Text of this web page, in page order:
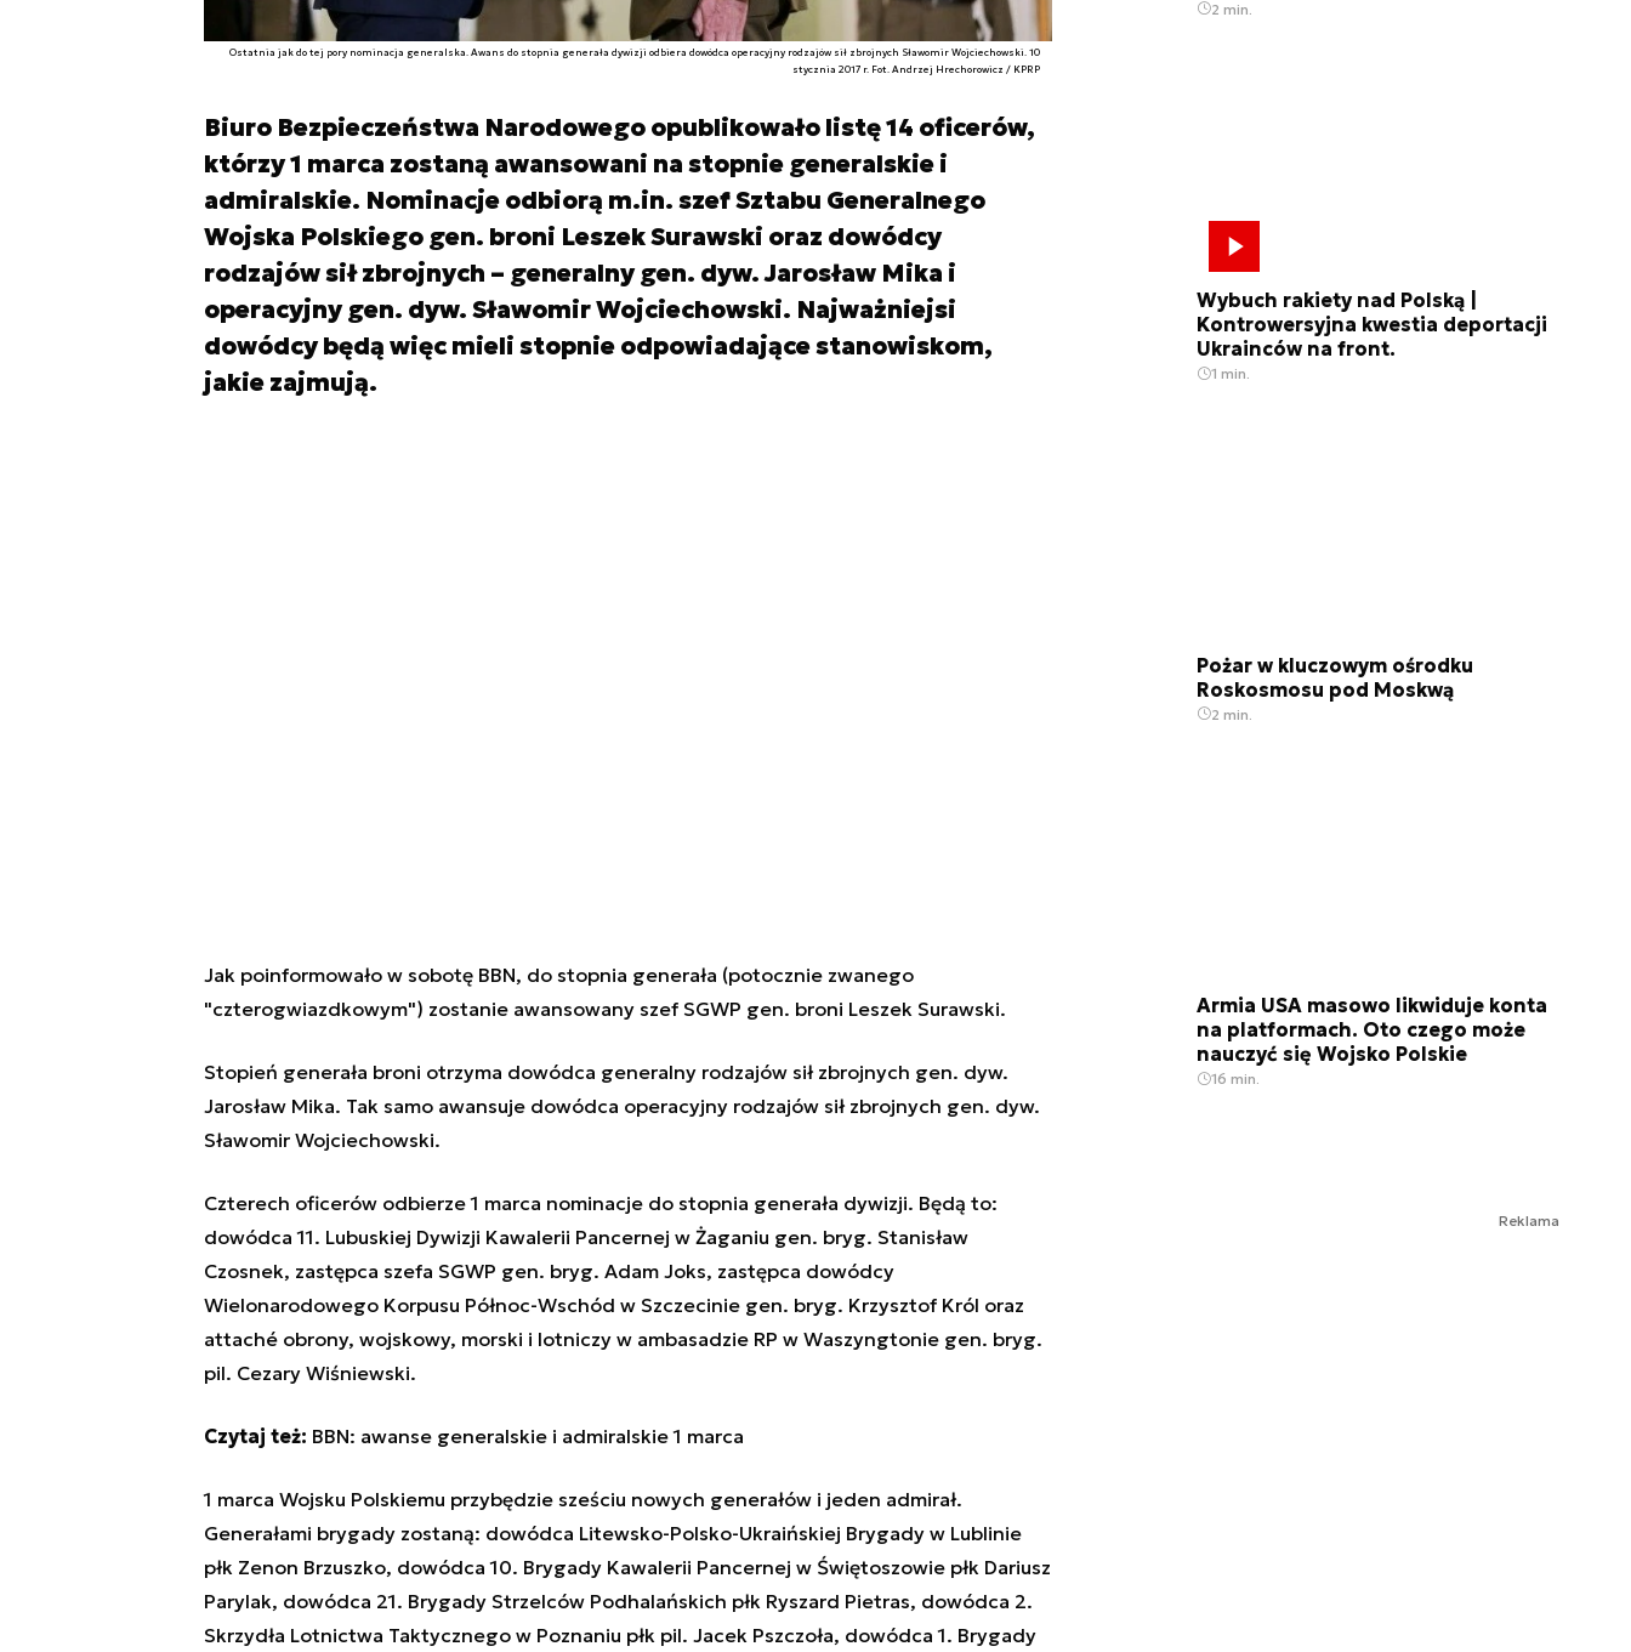
Ostatnia jak do tej pory nominacja generalska. Awans do stopnia generała dywizji odbiera dowódca operacyjny rodzajów sił zbrojnych Sławomir Wojciechowski. 10
stycznia 2017 r. Fot. Andrzej Hrechorowicz / KPRP
Biuro Bezpieczeństwa Narodowego opublikowało listę 14 oficerów,
którzy 1 marca zostaną awansowani na stopnie generalskie i
admiralskie. Nominacje odbiorą m.in. szef Sztabu Generalnego
Wojska Polskiego gen. broni Leszek Surawski oraz dowódcy
rodzajów sił zbrojnych – generalny gen. dyw. Jarosław Mika i
operacyjny gen. dyw. Sławomir Wojciechowski. Najważniejsi
dowódcy będą więc mieli stopnie odpowiadające stanowiskom,
jakie zajmują.
Jak poinformowało w sobotę BBN, do stopnia generała (potocznie zwanego
"czterogwiazdkowym") zostanie awansowany szef SGWP gen. broni Leszek Surawski.
Stopień generała broni otrzyma dowódca generalny rodzajów sił zbrojnych gen. dyw.
Jarosław Mika. Tak samo awansuje dowódca operacyjny rodzajów sił zbrojnych gen. dyw.
Sławomir Wojciechowski.
Czterech oficerów odbierze 1 marca nominacje do stopnia generała dywizji. Będą to:
dowódca 11. Lubuskiej Dywizji Kawalerii Pancernej w Żaganiu gen. bryg. Stanisław
Czosnek, zastępca szefa SGWP gen. bryg. Adam Joks, zastępca dowódcy
Wielonarodowego Korpusu Północ-Wschód w Szczecinie gen. bryg. Krzysztof Król oraz
attaché obrony, wojskowy, morski i lotniczy w ambasadzie RP w Waszyngtonie gen. bryg.
pil. Cezary Wiśniewski.
Czytaj też: BBN: awanse generalskie i admiralskie 1 marca
1 marca Wojsku Polskiemu przybędzie sześciu nowych generałów i jeden admirał.
Generałami brygady zostaną: dowódca Litewsko-Polsko-Ukraińskiej Brygady w Lublinie
płk Zenon Brzuszko, dowódca 10. Brygady Kawalerii Pancernej w Świętoszowie płk Dariusz
Parylak, dowódca 21. Brygady Strzelców Podhalańskich płk Ryszard Pietras, dowódca 2.
Skrzydła Lotnictwa Taktycznego w Poznaniu płk pil. Jacek Pszczoła, dowódca 1. Brygady
2 min.
Wybuch rakiety nad Polską |
Kontrowersyjna kwestia deportacji
Ukrainców na front.
1 min.
Pożar w kluczowym ośrodku
Roskosmosu pod Moskwą
2 min.
Armia USA masowo likwiduje konta
na platformach. Oto czego może
nauczyć się Wojsko Polskie
16 min.
Reklama